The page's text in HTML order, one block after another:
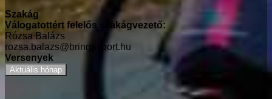
Szakág
Válogatottért felelős szakágvezető:
Rózsa Balázs
rozsa.balazs@bringasport.hu
Versenyek
Aktuális hónap